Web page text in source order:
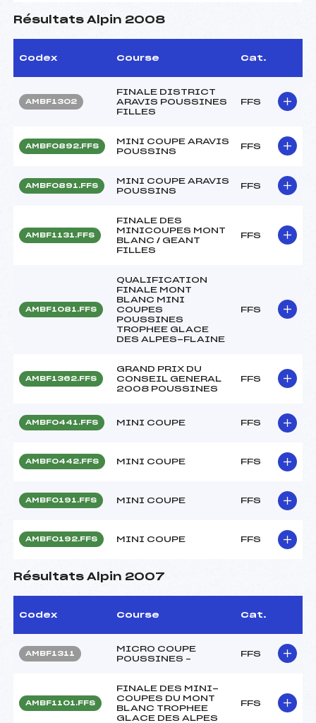
Résultats Alpin 2008
Codex Course Cat.
AMBF1302
FINALE DISTRICT
ARAVIS POUSSINES
FILLES
FFS
AMBF0892.FFS
MINI COUPE ARAVIS
POUSSINS
FFS
AMBF0891.FFS
MINI COUPE ARAVIS
POUSSINS
FFS
AMBF1131.FFS
FINALE DES
MINICOUPES MONT
BLANC / GEANT
FILLES
FFS
AMBF1081.FFS
QUALIFICATION
FINALE MONT
BLANC MINI
COUPES
POUSSINES
TROPHEE GLACE
DES ALPES-FLAINE
FFS
AMBF1362.FFS
GRAND PRIX DU
CONSEIL GENERAL
2008 POUSSINES
FFS
AMBF0441.FFS MINI COUPE FFS
AMBF0442.FFS MINI COUPE FFS
AMBF0191.FFS MINI COUPE FFS
AMBF0192.FFS MINI COUPE FFS
Résultats Alpin 2007
Codex Course Cat.
AMBF1311
MICRO COUPE
POUSSINES –
FFS
AMBF1101.FFS
FINALE DES MINI-
COUPES DU MONT
BLANC TROPHEE
GLACE DES ALPES
FFS